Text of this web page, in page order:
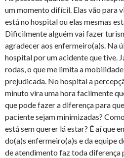
um momento difícil. Elas vão para
está no hospital ou elas mesmas
Dificilmente alguém vai fazer
agradecer aos enfermeiro(a)s. Na
hospital por um acidente que tive.
rodas, o que me limita a
prejudicada. No hospital a
minuto vira uma hora facilmente
que pode fazer a diferença para
paciente sejam minimizadas?
está sem querer lá estar? É aí que
do(a)s enfermeiro(a)s e da equipe
de atendimento faz toda diferença